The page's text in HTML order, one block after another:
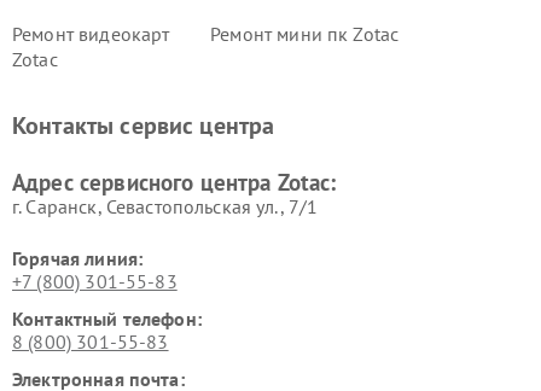
Ремонт видеокарт
Zotac
Ремонт мини пк Zotac
Контакты сервис центра
Адрес сервисного центра Zotac:
г. Саранск, Севастопольская ул., 7/1
Горячая линия:
+7 (800) 301-55-83
Контактный телефон:
8 (800) 301-55-83
Электронная почта: